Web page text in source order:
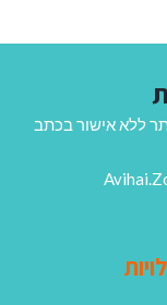
ללא אישור בכתב